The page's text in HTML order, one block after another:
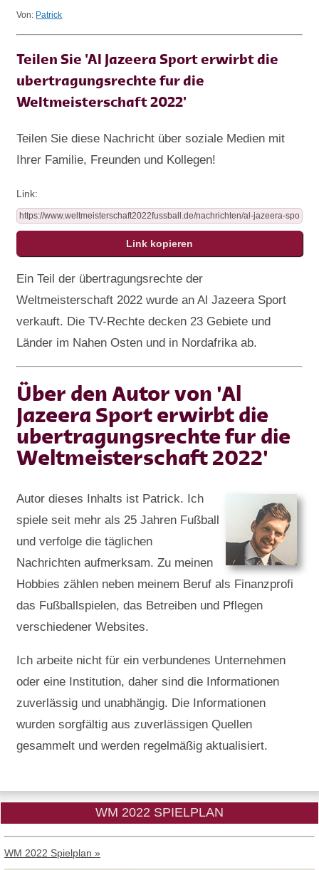
Von: Patrick
Teilen Sie 'Al Jazeera Sport erwirbt die
ubertragungsrechte fur die
Weltmeisterschaft 2022'
Teilen Sie diese Nachricht über soziale Medien mit
Ihrer Familie, Freunden und Kollegen!
Link:
Ein Teil der übertragungsrechte der
Weltmeisterschaft 2022 wurde an Al Jazeera Sport
verkauft. Die TV-Rechte decken 23 Gebiete und
Länder im Nahen Osten und in Nordafrika ab.
Über den Autor von 'Al
Jazeera Sport erwirbt die
ubertragungsrechte fur die
Weltmeisterschaft 2022'
Autor dieses Inhalts ist Patrick. Ich
spiele seit mehr als 25 Jahren Fußball
und verfolge die täglichen
Nachrichten aufmerksam. Zu meinen
Hobbies zählen neben meinem Beruf als Finanzprofi
das Fußballspielen, das Betreiben und Pflegen
verschiedener Websites.
Ich arbeite nicht für ein verbundenes Unternehmen
oder eine Institution, daher sind die Informationen
zuverlässig und unabhängig. Die Informationen
wurden sorgfältig aus zuverlässigen Quellen
gesammelt und werden regelmäßig aktualisiert.
WM 2022 SPIELPLAN
WM 2022 Spielplan »